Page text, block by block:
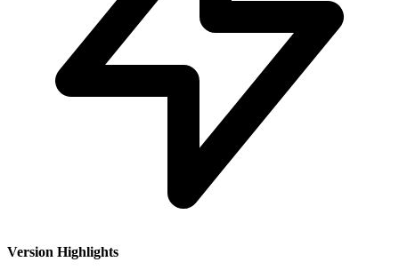
Version Highlights